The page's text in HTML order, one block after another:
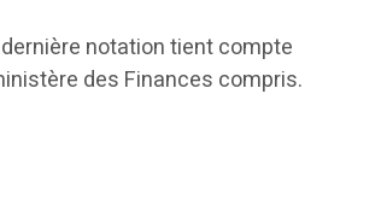
notation tient compte
des Finances compris.